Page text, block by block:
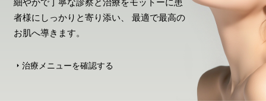
細やかで丁寧な診察と治療をモットーに患
者様にしっかりと寄り添い、 最適で最高の
お肌へ導きます。
治療メニューを確認する